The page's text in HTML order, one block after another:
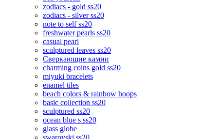
zodiacs - gold ss20
zodiacs - silver ss20
note to self ss20
freshwater pearls ss20
casual pearl
sculptured leaves ss20
Сверкающие камни
charming coins gold ss20
miyuki bracelets
enamel tiles
beach colors & rainbow hoops
basic collection ss20
sculptured ss20
ocean blue s ss20
glass globe
swarovski ss20